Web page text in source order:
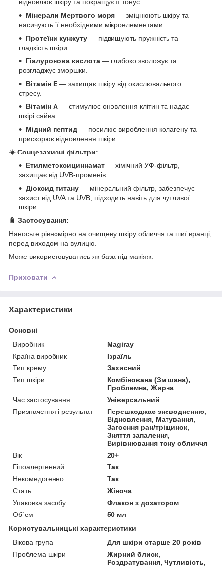
відновлює шкіру та покращує її тонус.
Мінерали Мертвого моря — зміцнюють шкіру та
насичують її необхідними мікроелементами.
Протеїни кунжуту — підвищують пружність та
гладкість шкіри.
Гіалуронова кислота — глибоко зволожує та
розгладжує зморшки.
Вітамін Е — захищає шкіру від окислювального
стресу.
Вітамін А — стимулює оновлення клітин та надає
шкірі сяйва.
Мідний пептид — посилює вироблення колагену та
прискорює відновлення шкіри.
☀️ Сонцезахисні фільтри:
Етилметоксициннамат — хімічний УФ-фільтр,
захищає від UVB-променів.
Діоксид титану — мінеральний фільтр, забезпечує
захист від UVA та UVB, підходить навіть для чутливої
шкіри.
🧴 Застосування:
Наносьте рівномірно на очищену шкіру обличчя та шиї вранці,
перед виходом на вулицю.
Може використовуватись як база під макіяж.
Приховати
Характеристики
Основні
Виробник
Magiray
Країна виробник
Ізраїль
Тип крему
Захисний
Тип шкіри
Комбінована (Змішана),
Проблемна, Жирна
Час застосування
Універсальний
Призначення і результат
Перешкоджає зневодненню,
Відновлення, Матування,
Загоєння ран/тріщинок,
Зняття запалення,
Вирівнювання тону обличчя
Вік
20+
Гіпоалергенний
Так
Некомедогенно
Так
Стать
Жіноча
Упаковка засобу
Флакон з дозатором
Об`єм
50 мл
Користувальницькі характеристики
Вікова група
Для шкіри старше 20 років
Проблема шкіри
Жирний блиск,
Роздратування, Чутливість,